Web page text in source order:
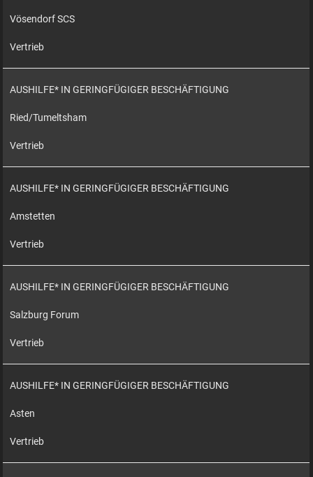
Vösendorf SCS
Vertrieb
AUSHILFE* IN GERINGFÜGIGER BESCHÄFTIGUNG
Ried/Tumeltsham
Vertrieb
AUSHILFE* IN GERINGFÜGIGER BESCHÄFTIGUNG
Amstetten
Vertrieb
AUSHILFE* IN GERINGFÜGIGER BESCHÄFTIGUNG
Salzburg Forum
Vertrieb
AUSHILFE* IN GERINGFÜGIGER BESCHÄFTIGUNG
Asten
Vertrieb